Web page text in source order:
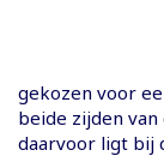
gekozen voor
beide zijden
daarvoor ligt bij